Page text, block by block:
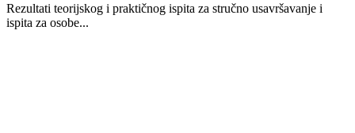
Rezultati teorijskog i praktičnog ispita za stručno usavršavanje i
ispita za osobe...